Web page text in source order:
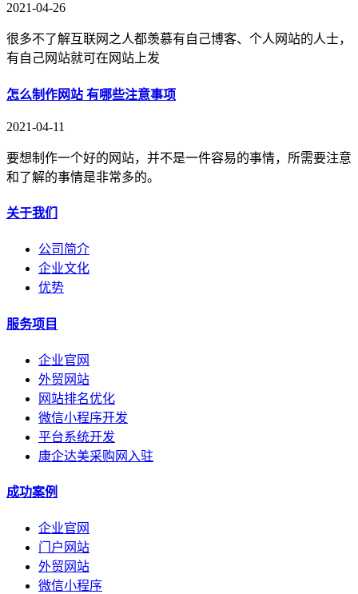
2021-04-26
很多不了解互联网之人都羡慕有自己博客、个人网站的人士，
有自己网站就可在网站上发
怎么制作网站 有哪些注意事项
2021-04-11
要想制作一个好的网站，并不是一件容易的事情，所需要注意
和了解的事情是非常多的。
关于我们
公司简介
企业文化
优势
服务项目
企业官网
外贸网站
网站排名优化
微信小程序开发
平台系统开发
康企达美采购网入驻
成功案例
企业官网
门户网站
外贸网站
微信小程序